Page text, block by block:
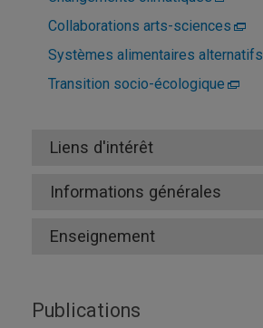
Collaborations arts-sciences
Systèmes alimentaires alternatifs
Transition socio-écologique
Liens d'intérêt
Informations générales
Enseignement
Publications